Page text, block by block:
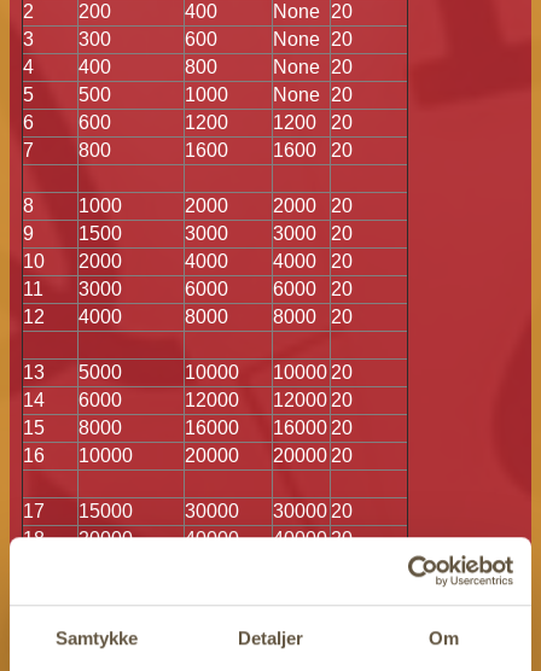
Samtykke Detaljer Om
2
200 400 None 20
3
300 600 None 20
4
400 800 None 20
5
500 1000 None 20
6
600 1200 1200
20
7
800 1600 1600 20
8 1000 2000 2000
20
9
1500 3000 3000
20
10
2000 4000 4000
20
11
3000 6000 6000
20
12
4000 8000 8000 20
13 5000 10000 10000 20
14
6000 12000 12000 20
15
8000 16000 16000 20
16
10000 20000 20000 20
17 15000 30000 30000 20
18
20000 40000 4000020
Der tages 9% afpræmiepuljen til rangliste og statsafgifter.